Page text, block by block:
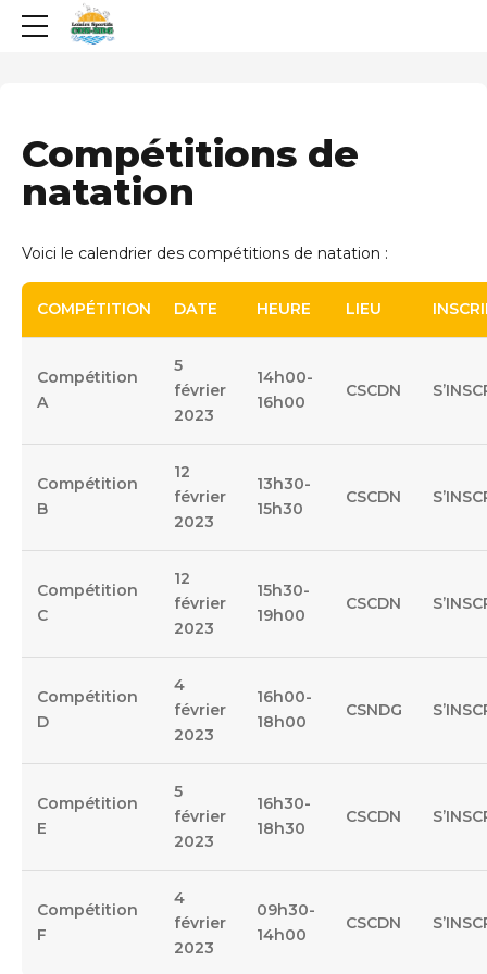
Compétitions de
natation
Voici le calendrier des compétitions de natation :
COMPÉTITION DATE HEURE LIEU
Compétition
A
5
février
2023
14h00-
16h00
CSCDN
Compétition
B
12
février
2023
13h30-
15h30
CSCDN
Compétition
C
12
février
2023
15h30-
19h00
CSCDN
Compétition
D
4
février
2023
16h00-
18h00
CSNDG
Compétition
E
5
février
2023
16h30-
18h30
CSCDN
Compétition
F
4
février
2023
09h30-
14h00
CSCDN